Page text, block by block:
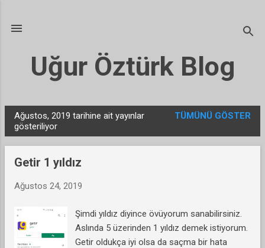
Uğur Öztürk Blog
a
Ağustos, 2019 tarihine ait yayınlar
gösteriliyor
TÜMÜNÜ GÖSTER
Getir 1 yıldız
Ağustos 24, 2019
Şimdi yıldız diyince övüyorum sanabilirsiniz.
Aslında 5 üzerinden 1 yıldız demek istiyorum.
Getir oldukça iyi olsa da saçma bir hata